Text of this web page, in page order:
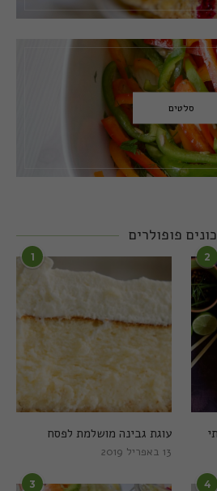
סלטים
פופולרים
1
עוגת גבינה מושלמת לפסח
13 באפריל 2019
2
3 4